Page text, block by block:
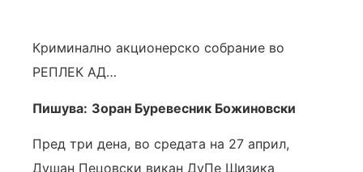
Криминално акционерско собрание во
РЕПЛЕК АД…
Пишува: Зоран Буревесник Божиновски
Пред три дена, во средата на 27 април,
Душан Пецовски викан ДуПе Шизика